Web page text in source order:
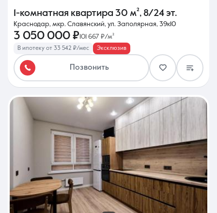
1-комнатная квартира 30 м², 8/24 эт.
Краснодар, мкр. Славянский, ул. Заполярная, 39к10
3 050 000 ₽101 667 ₽/м²
В ипотеку от 33 542 ₽/мес Эксклюзив
Позвонить